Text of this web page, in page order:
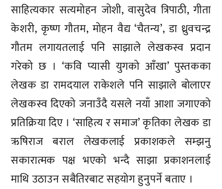
साहित्यकार सत्यमोहन जोशी, वासुदेव त्रिपाठी, गीता
केशरी, कृष्ण गौतम, मोहन वैद्य ‘चैतन्य’, डा ध्रुवचन्द्र
गौतम लगायतलाई पनि साझाले लेखकस्व प्रदान
गरेको छ । ‘कवि प्यासी युगको आँखा’ पुस्तकका
लेखक डा रामदयाल राकेशले पनि साझाले बोलाएर
लेखकस्व दिएको जनाउँदै यसले नयाँ आशा जगाएको
प्रतिक्रिया दिए । ‘साहित्य र समाज’ कृतिका लेखक डा
ऋषिराज बराल लेखकलाई प्रकाशकले सम्झनु
सकारात्मक पक्ष भएको भन्दै साझा प्रकाशनलाई
माथि उठाउन सबैतिरबाट सहयोग हुनुपर्ने बताए ।